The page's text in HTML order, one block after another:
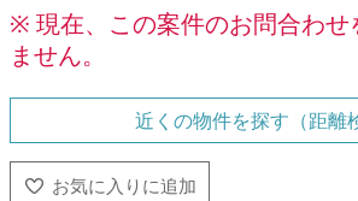
※ 現在、この案件のお問合わせ
ません。
近くの物件を探す（距離